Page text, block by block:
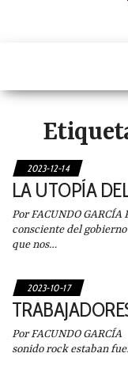
2023-12-14
LA UTOPÍA
Por FACUNDO
consciente del
que nos…
2023-10-17
Por FACUNDO
sonido rock estaban